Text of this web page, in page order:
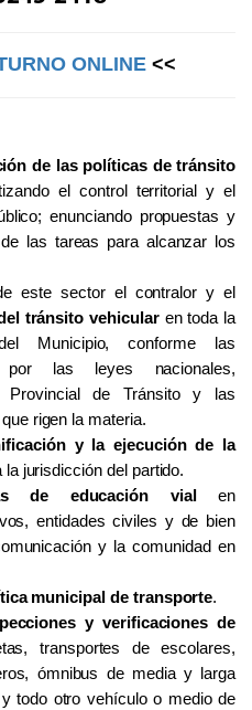
ONLINE<<
de las políticas de tránsito
el control territorial y el
enunciando propuestas y
las tareas para alcanzar los
este sector el contralor y el
tránsito vehicularen toda la
Municipio, conforme las
por las leyes nacionales,
Provincial de Tránsito y las
rigen la materia.
y la ejecución de la
la jurisdicción del partido.
de educación vialen
entidades civiles y de bien
y la comunidad en
municipal de transporte.
y verificaciones de
transportes de escolares,
ómnibus de media y larga
todo otro vehículo o medio de